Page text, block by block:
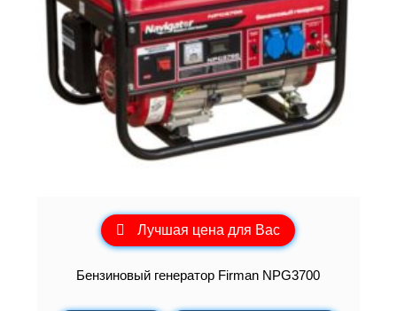
Лучшая цена для Вас
Бензиновый генератор Firman NPG3700